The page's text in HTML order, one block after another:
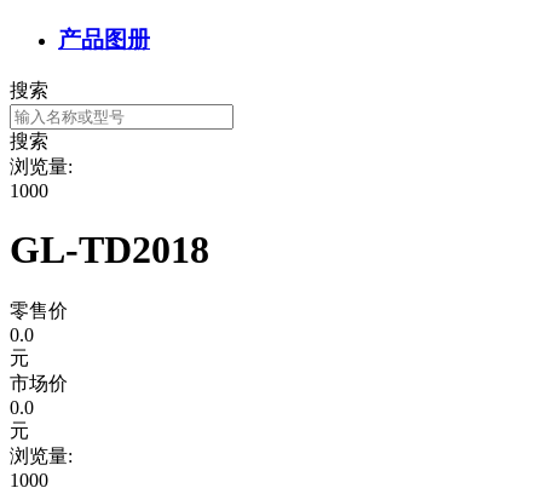
产品图册
搜索
搜索
浏览量:
1000
GL-TD2018
零售价
0.0
元
市场价
0.0
元
浏览量:
1000